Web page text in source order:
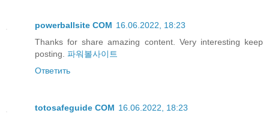
powerballsite COM 16.06.2022, 18:23
Thanks for share amazing content. Very interesting keep
posting. 파워볼사이트
Ответить
totosafeguide COM 16.06.2022, 18:23